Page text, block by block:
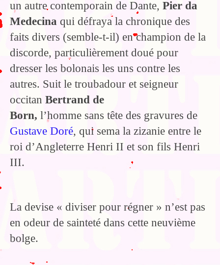
un autre contemporain de Dante, Pier da
Medecina qui défraya la chronique des
faits divers (semble-t-il) en champion de la
discorde, particulièrement doué pour
dresser les bolonais les uns contre les
autres. Suit le troubadour et seigneur
occitan Bertrand de
Born, l’homme sans tête des gravures de
Gustave Doré, qui sema la zizanie entre le
roi d’Angleterre Henri II et son fils Henri
III.
La devise « diviser pour régner » n’est pas
en odeur de sainteté dans cette neuvième
bolge.